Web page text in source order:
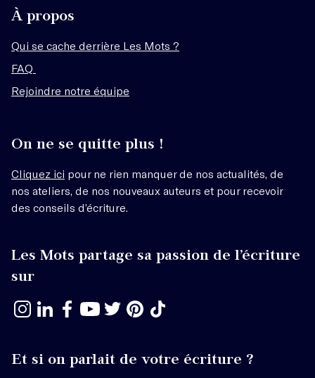
À propos
Qui se cache derrière Les Mots ?
FAQ
Rejoindre notre équipe
On ne se quitte plus !
Cliquez ici pour ne rien manquer de nos actualités, de
nos ateliers, de nos nouveaux auteurs et pour recevoir
des conseils d’écriture.
Les Mots partage sa passion de l’écriture
sur
Et si on parlait de votre écriture ?